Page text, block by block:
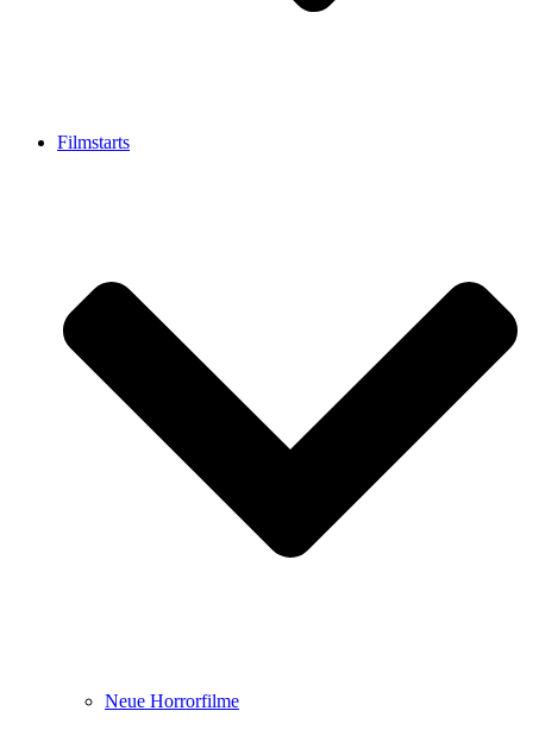
Filmstarts
Neue Horrorfilme